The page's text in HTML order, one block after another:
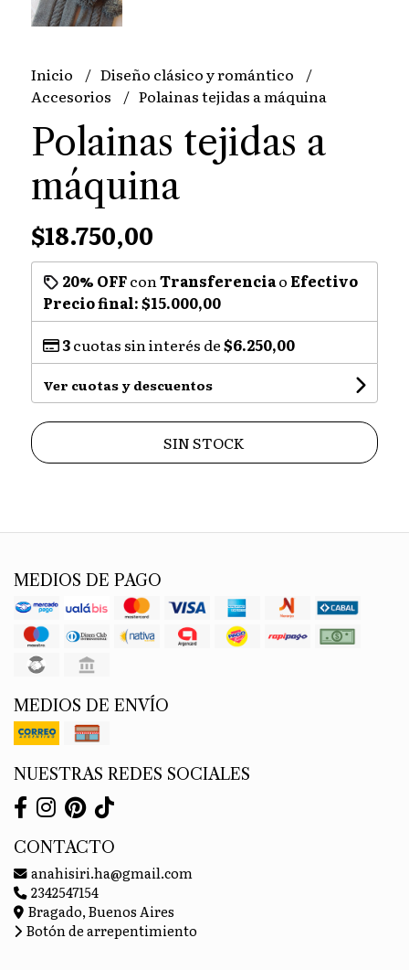
Inicio
Diseño clásico y romántico
Accesorios
Polainas tejidas a máquina
Polainas tejidas a
máquina
$18.750,00
20% OFFcon Transferenciao Efectivo
Precio final:$15.000,00
3cuotas sin interés de$6.250,00
Ver cuotas y descuentos
SIN STOCK
MEDIOS DE PAGO
MEDIOS DE ENVÍO
NUESTRAS REDES SOCIALES
CONTACTO
anahisiri.ha@gmail.com
2342547154
Bragado, Buenos Aires
Botón de arrepentimiento